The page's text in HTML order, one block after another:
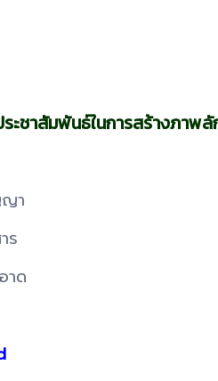
ะชาสัมพันธ์ในการสร้างภา
า
ร
าด